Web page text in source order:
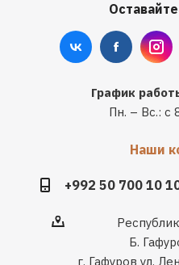
График
Пн. – Вс.: с
Наши
+992 50 700 10
Б.
г. Гафуров ул.